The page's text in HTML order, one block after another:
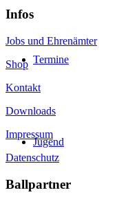
Termine
Jugend
Infos
Jobs und Ehrenämter
Shop
Kontakt
Downloads
Impressum
Datenschutz
Ballpartner